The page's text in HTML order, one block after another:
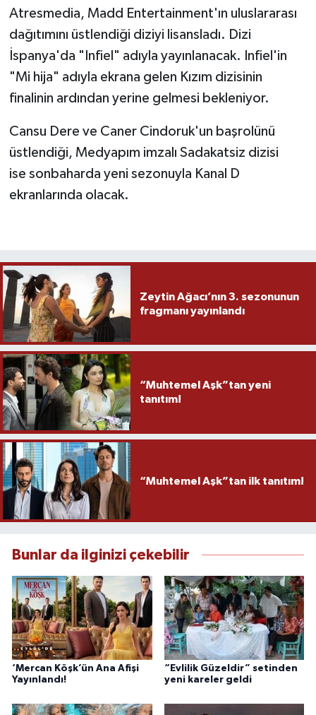
Atresmedia, Madd Entertainment'ın uluslararası
dağıtımını üstlendiği diziyi lisansladı. Dizi
İspanya'da "Infiel" adıyla yayınlanacak. Infiel'in
"Mi hija" adıyla ekrana gelen Kızım dizisinin
finalinin ardından yerine gelmesi bekleniyor.
Cansu Dere ve Caner Cindoruk'un başrolünü
üstlendiği, Medyapım imzalı Sadakatsiz dizisi
ise sonbaharda yeni sezonuyla Kanal D
ekranlarında olacak.
Zeytin Ağacı’nın 3. sezonunun
fragmanı yayınlandı
“Muhtemel Aşk”tan yeni
tanıtım!
“Muhtemel Aşk”tan ilk tanıtım!
Bunlar da ilginizi çekebilir
‘Mercan Köşk’ün Ana Afişi
Yayınlandı!
“Evlilik Güzeldir” setinden
yeni kareler geldi